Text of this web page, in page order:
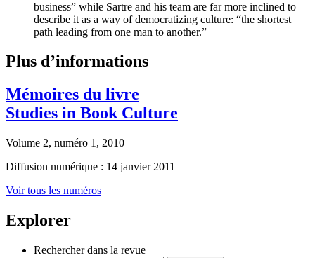
business” while Sartre and his team are far more inclined to
describe it as a way of democratizing culture: “the shortest
path leading from one man to another.”
Plus d’informations
Mémoires du livre
Studies in Book Culture
Volume 2, numéro 1, 2010
Diffusion numérique : 14 janvier 2011
Voir tous les numéros
Explorer
Rechercher dans la revue